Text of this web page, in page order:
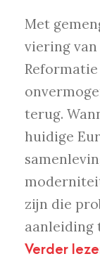
Met
viering
terug.
huidige
zijn die
aanleiding
Verder